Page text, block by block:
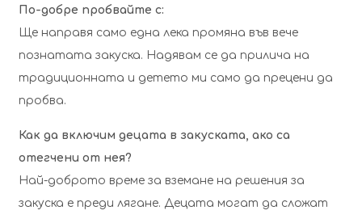
По-добре пробвайте с:
Ще направя само една лека промяна във вече
познатата закуска. Надявам се да прилича на
традиционната и детето ми само да прецени да
пробва.
Как да включим децата в закуската, ако са
отегчени от нея?
Най-доброто време за вземане на решения за
закуска е преди лягане. Децата могат да сложат